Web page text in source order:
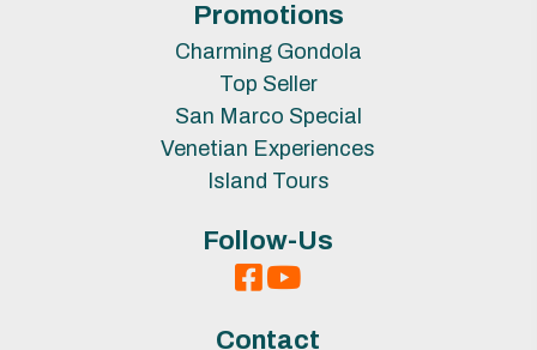
Promotions
Charming Gondola
Top Seller
San Marco Special
Venetian Experiences
Island Tours
Follow-Us
Contact